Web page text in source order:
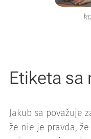
Etiketa sa
Jakub sa považuje
že nie je pravda,